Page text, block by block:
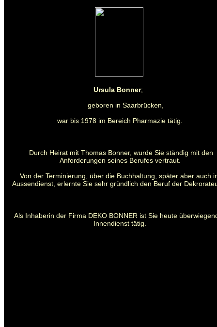
Ursula Bonner;
geboren in Saarbrücken,
war bis 1978 im Bereich Pharmazie tätig.
Durch Heirat mit Thomas Bonner, wurde Sie ständig mit den
Anforderungen seines Berufes vertraut.
Von der Terminierung, über die Buchhaltung, später aber auch
Aussendienst, erlernte Sie sehr gründlich den Beruf der
Als Inhaberin der Firma DEKO BONNER ist Sie heute
Innendienst tätig.